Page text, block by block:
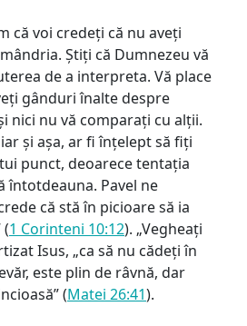
că voi credeți că nu aveți
Știți că Dumnezeu vă
de a interpreta. Vă place
gânduri înalte despre
nici nu vă comparați cu alții.
și așa, ar fi înțelept să fiți
punct, deoarece tentația
întotdeauna. Pavel ne
că stă în picioare să ia
(1 Corinteni 10:12). „Vegheați
Isus, „ca să nu cădeți în
este plin de râvnă, dar
(Matei 26:41).